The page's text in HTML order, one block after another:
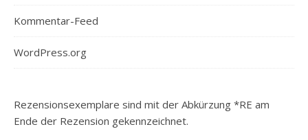
Kommentar-Feed
WordPress.org
Rezensionsexemplare sind mit der Abkürzung *RE am
Ende der Rezension gekennzeichnet.